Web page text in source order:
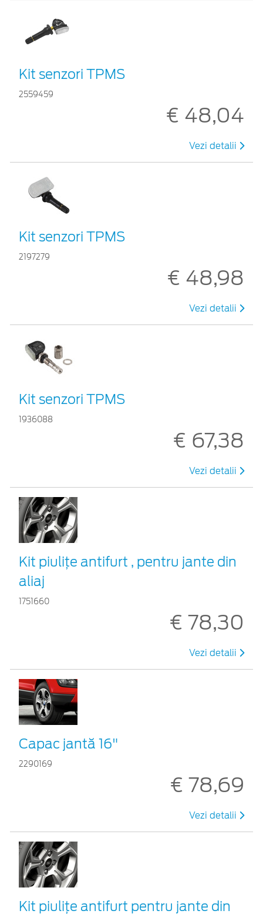
Kit senzori TPMS
2559459
€ 48,04
Vezi detalii
Kit senzori TPMS
2197279
€ 48,98
Vezi detalii
Kit senzori TPMS
1936088
€ 67,38
Vezi detalii
Kit piuliţe antifurt , pentru jante din
aliaj
1751660
€ 78,30
Vezi detalii
Capac jantă 16"
2290169
€ 78,69
Vezi detalii
Kit piuliţe antifurt pentru jante din